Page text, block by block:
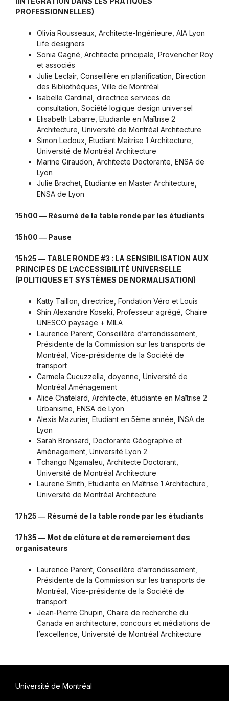
PROFESSIONNELLES)
Olivia Rousseaux, Architecte-Ingénieure, AIA Lyon
Life designers
Sonia Gagné, Architecte principale, Provencher Roy
et associés
Julie Leclair, Conseillère en planification, Direction
des Bibliothèques, Ville de Montréal
Isabelle Cardinal, directrice services de
consultation, Société logique design universel
Elisabeth Labarre, Etudiante en Maîtrise 2
Architecture, Université de Montréal Architecture
Simon Ledoux, Etudiant Maîtrise 1 Architecture,
Université de Montréal Architecture
Marine Giraudon, Architecte Doctorante, ENSA de
Lyon
Julie Brachet, Etudiante en Master Architecture,
ENSA de Lyon
15h00 ― Résumé de la table ronde par les étudiants
15h00 ― Pause
15h25 ― TABLE RONDE #3 : LA SENSIBILISATION AUX
PRINCIPES DE L’ACCESSIBILITÉ UNIVERSELLE
(POLITIQUES ET SYSTÈMES DE NORMALISATION)
Katty Taillon, directrice, Fondation Véro et Louis
Shin Alexandre Koseki, Professeur agrégé, Chaire
UNESCO paysage + MILA
Laurence Parent, Conseillère d’arrondissement,
Présidente de la Commission sur les transports de
Montréal, Vice-présidente de la Société de
transport
Carmela Cucuzzella, doyenne, Université de
Montréal Aménagement
Alice Chatelard, Architecte, étudiante en Maîtrise 2
Urbanisme, ENSA de Lyon
Alexis Mazurier, Etudiant en 5ème année, INSA de
Lyon
Sarah Bronsard, Doctorante Géographie et
Aménagement, Université Lyon 2
Tchango Ngamaleu, Architecte Doctorant,
Université de Montréal Architecture
Laurene Smith, Etudiante en Maîtrise 1 Architecture,
Université de Montréal Architecture
17h25 ― Résumé de la table ronde par les étudiants
17h35 ― Mot de clôture et de remerciement des
organisateurs
Laurence Parent, Conseillère d’arrondissement,
Présidente de la Commission sur les transports de
Montréal, Vice-présidente de la Société de
transport
Jean-Pierre Chupin, Chaire de recherche du
Canada en architecture, concours et médiations de
l’excellence, Université de Montréal Architecture
Université de Montréal